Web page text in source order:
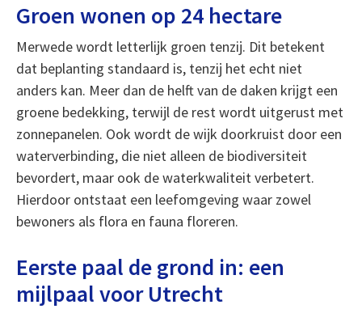
Groen wonen op 24 hectare
Merwede wordt letterlijk groen tenzij. Dit betekent
dat beplanting standaard is, tenzij het echt niet
anders kan. Meer dan de helft van de daken krijgt een
groene bedekking, terwijl de rest wordt uitgerust met
zonnepanelen. Ook wordt de wijk doorkruist door een
waterverbinding, die niet alleen de biodiversiteit
bevordert, maar ook de waterkwaliteit verbetert.
Hierdoor ontstaat een leefomgeving waar zowel
bewoners als flora en fauna floreren.
Eerste paal de grond in: een
mijlpaal voor Utrecht